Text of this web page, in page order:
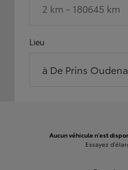
2 km - 180645 km
Lieu
à De Prins
Aucun véhicule n'est
Essayez